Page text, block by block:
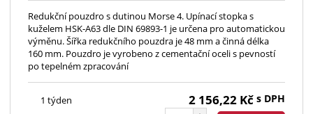
Redukční pouzdro s dutinou Morse 4. Upínací stopka s
kuželem HSK-A63 dle DIN 69893-1 je určena pro automatickou
výměnu. Šířka redukčního pouzdra je 48 mm a činná délka
160 mm. Pouzdro je vyrobeno z cementační oceli s pevností
po tepelném zpracování
1 týden 2 156,22 Kč s DPH